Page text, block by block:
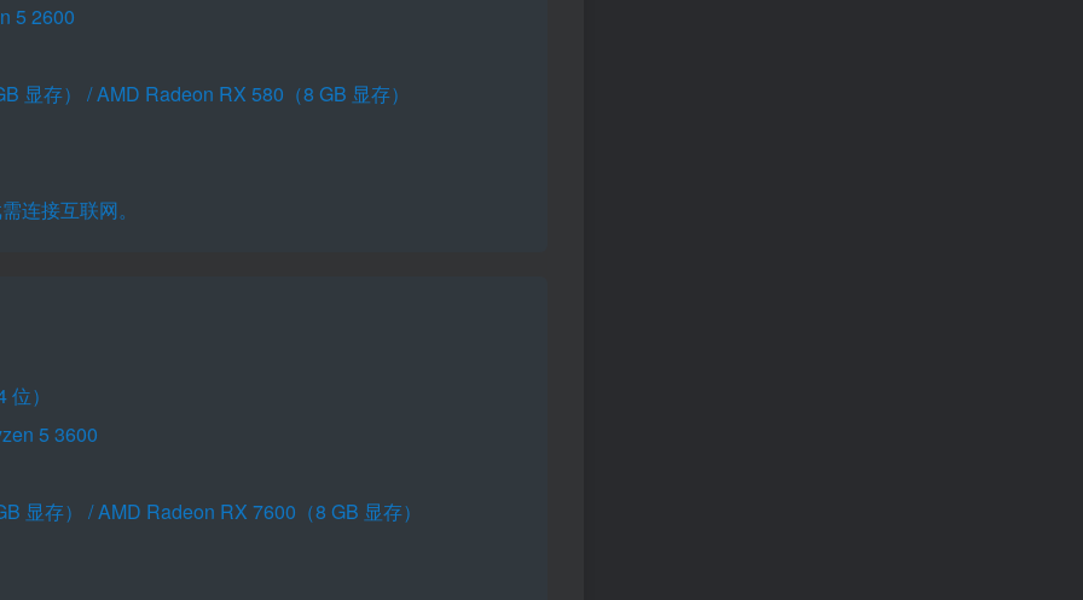
5 2600
显存） / AMD Radeon RX 580（8 GB 显存）
连接互联网。
）
5 3600
显存） / AMD Radeon RX 7600（8 GB 显存）